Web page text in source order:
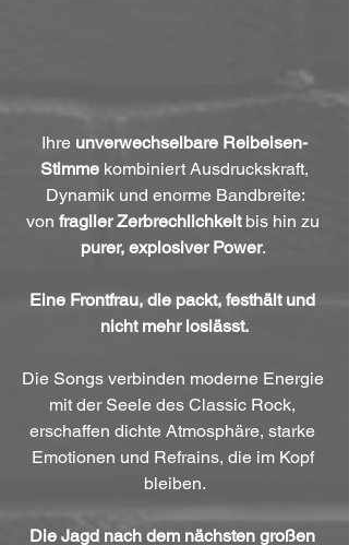
Ihre unverwechselbare Reibeisen-
Stimme kombiniert Ausdruckskraft,
Dynamik und enorme Bandbreite:
von fragiler Zerbrechlichkeit bis hin zu
purer, explosiver Power.
Eine Frontfrau, die packt, festhält und
nicht mehr loslässt.
Die Songs verbinden moderne Energie
mit der Seele des Classic Rock,
erschaffen dichte Atmosphäre, starke
Emotionen und Refrains, die im Kopf
bleiben.
Die Jagd nach dem nächsten großen